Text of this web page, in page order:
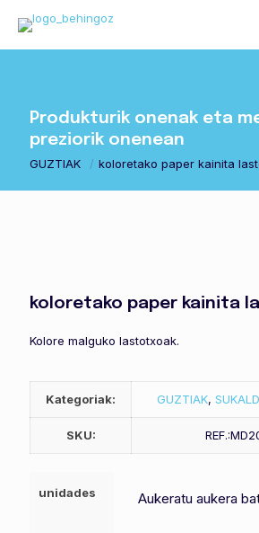
Produkturik onenak eta
preziorik onenean
GUZTIAK / koloretako paper kainita
koloretako paper kainita
Kolore malguko lastotxoak.
Kategoriak: GUZTIAK,
SKU:
unidades